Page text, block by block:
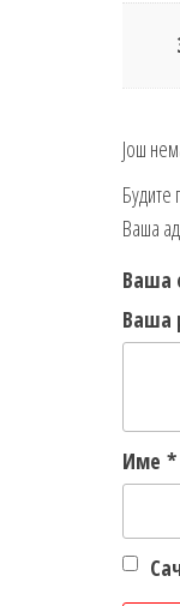
Још
Будите
Ваша
Ваша
Ваша
Име *